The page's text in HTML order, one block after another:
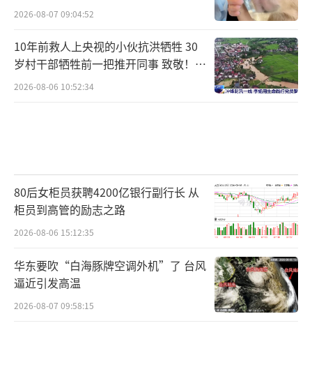
2026-08-07 09:04:52
10年前救人上央视的小伙抗洪牺牲 30
岁村干部牺牲前一把推开同事 致敬！送
别！
2026-08-06 10:52:34
80后女柜员获聘4200亿银行副行长 从
柜员到高管的励志之路
2026-08-06 15:12:35
华东要吹“白海豚牌空调外机”了 台风
逼近引发高温
2026-08-07 09:58:15